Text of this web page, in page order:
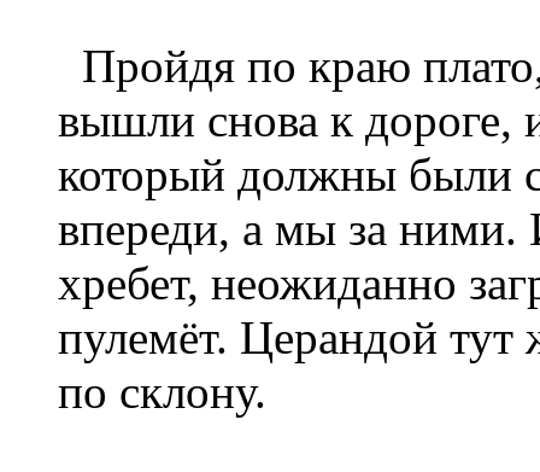
Пройдя по краю
вышли снова к дороге,
который должны были
впереди, а мы за ними.
хребет, неожиданно
пулемёт. Церандой тут
по склону.